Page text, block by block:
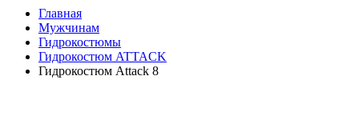
Главная
Мужчинам
Гидрокостюмы
Гидрокостюм ATTACK
Гидрокостюм Attack 8